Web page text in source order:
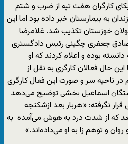
کارگران هفت تپه از ضرب و شتم
به بیمارستان خبر داده بود اما این
خوزستان تکذیب شد. غلامرضا
صادق جعفری چگینی رئیس دادگستری
بوده و اعلام کردند که او
حال فعالان کارگری به نقل از
در ناحیه سر و صورت این فعال کارگری
بستگان اسماعیل بخشی توضیح می‌دهد
نگرفته: «هربار بعد ازشکنجه
که از شدت درد به هوش می‌آمده به
و توهم زا به او می‌داده‌اند.»